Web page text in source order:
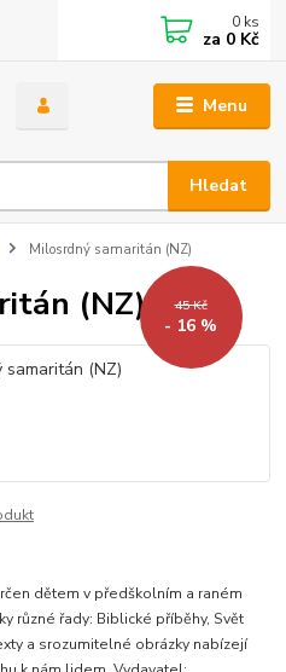
Menu
Hledat
0 ks
za 0 Kč
Milosrdný samaritán (NZ)
(NZ) 45 Kč
- 16 %
dětem v předškolním a raném
různé řady: Biblické příběhy, Svět
a srozumitelné obrázky nabízejí